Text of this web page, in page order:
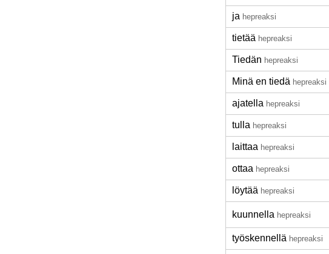
ja hepreaksi
tietää hepreaksi
Tiedän hepreaksi
Minä en tiedä hepreaksi
ajatella hepreaksi
tulla hepreaksi
laittaa hepreaksi
ottaa hepreaksi
löytää hepreaksi
kuunnella hepreaksi
työskennellä hepreaksi